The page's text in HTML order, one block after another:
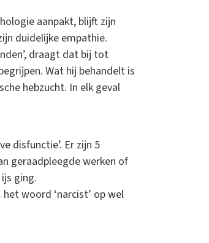
aanpakt, blijft zijn
duidelijke empathie.
draagt dat bij tot
Wat hij behandelt is
hebzucht. In elk geval
disfunctie’. Er zijn 5
geraadpleegde werken of
ging.
woord ‘narcist’ op wel